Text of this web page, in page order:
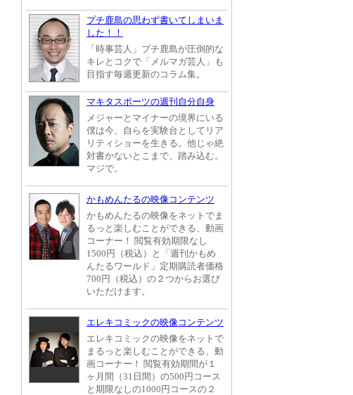
プチ鹿島の思わず書いてしまいま
した！！
「時事芸人」プチ鹿島が圧倒的な
キレとコクで「メルマガ芸人」も
目指す毎週更新のコラム集。
マキタスポーツの週刊自分自身
メジャーとマイナーの境界にいる
僕は今、自らを実験台としてリア
リティショーを生きる。他じゃ絶
対書かないとこまで、踏み込む。
マジで。
かもめんたるの映像コンテンツ
かもめんたるの映像をネットでま
るっと楽しむことができる、動画
コーナー！ 閲覧有効期限なし
1500円（税込）と「週刊かもめ
んたるワールド」定期購読者価格
700円（税込）の２つからお選び
いただけます。
エレキコミックの映像コンテンツ
エレキコミックの映像をネットで
まるっと楽しむことができる、動
画コーナー！ 閲覧有効期間が１
ヶ月間（31日間）の500円コース
と期限なしの1000円コースの２